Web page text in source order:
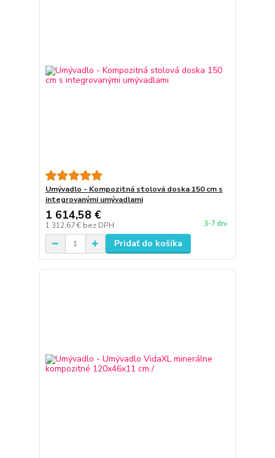
Umývadlo - Kompozitná stolová doska 150 cm s
integrovanými umývadlami
1 614,58 €
1 312,67 € bez DPH 3-7 dni
Pridať do košíka